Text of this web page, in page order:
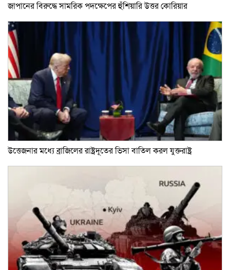
জাপানের বিরুদ্ধে সামরিক পদক্ষেপের হুঁশিয়ারি উত্তর কোরিয়ার
উত্তেজনার মধ্যে ব্রাজিলের রাষ্ট্রদূতের ভিসা বাতিল করল যুক্তরাষ্ট্র